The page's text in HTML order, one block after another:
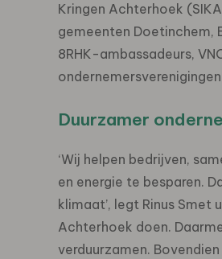
Kringen Achterhoek
gemeenten Doetinchem,
8RHK-ambassadeurs,
Duurzamer
‘Wij helpen bedrijven,
en energie te besparen.
klimaat’, legt Rinus Smet
Achterhoek doen.
verduurzamen.